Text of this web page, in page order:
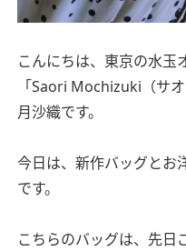
こんにちは、東京の水玉
「Saori Mochizuki（サ
月沙織です。
今日は、新作バッグとお
です。
こちらのバッグは、先日